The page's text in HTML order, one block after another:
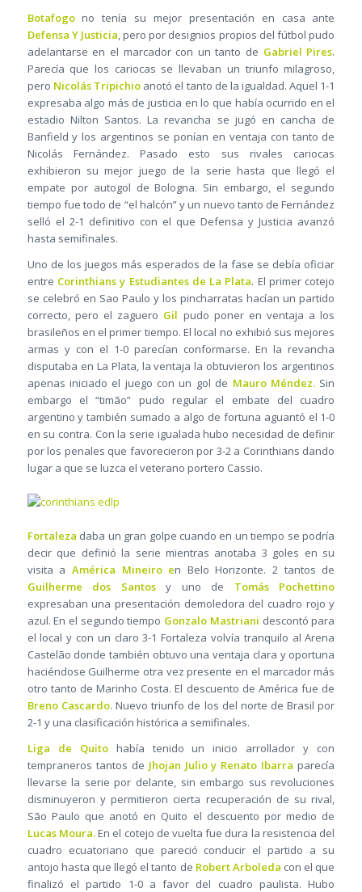
Botafogono tenía su mejor presentación en casa ante
Defensa Y Justicia, pero por designios propios del fútbol pudo
adelantarse en el marcador con un tanto de Gabriel Pires.
Parecía que los cariocas se llevaban un triunfo milagroso,
pero Nicolás Tripichioanotó el tanto de la igualdad. Aquel 1-1
expresaba algo más de justicia en lo que había ocurrido en el
estadio Nilton Santos. La revancha se jugó en cancha de
Banfield y los argentinos se ponían en ventaja con tanto de
Nicolás Fernández. Pasado esto sus rivales cariocas
exhibieron su mejor juego de la serie hasta que llegó el
empate por autogol de Bologna. Sin embargo, el segundo
tiempo fue todo de “el halcón” y un nuevo tanto de Fernández
selló el 2-1 definitivo con el que Defensa y Justicia avanzó
hasta semifinales.
Uno de los juegos más esperados de la fase se debía oficiar
entre Corinthians y Estudiantes de La Plata. El primer cotejo
se celebró en Sao Paulo y los pincharratas hacían un partido
correcto, pero el zaguero Gil pudo poner en ventaja a los
brasileños en el primer tiempo. El local no exhibió sus mejores
armas y con el 1-0 parecían conformarse. En la revancha
disputaba en La Plata, la ventaja la obtuvieron los argentinos
apenas iniciado el juego con un gol de Mauro Méndez. Sin
embargo el “timão” pudo regular el embate del cuadro
argentino y también sumado a algo de fortuna aguantó el 1-0
en su contra. Con la serie igualada hubo necesidad de definir
por los penales que favorecieron por 3-2 a Corinthians dando
lugar a que se luzca el veterano portero Cassio.
Fortaleza daba un gran golpe cuando en un tiempo se podría
decir que definió la serie mientras anotaba 3 goles en su
visita a América Mineiro en Belo Horizonte. 2 tantos de
Guilherme dos Santosy uno de Tomás Pochettino
expresaban una presentación demoledora del cuadro rojo y
azul. En el segundo tiempo Gonzalo Mastriani descontó para
el local y con un claro 3-1 Fortaleza volvía tranquilo al Arena
Castelão donde también obtuvo una ventaja clara y oportuna
haciéndose Guilherme otra vez presente en el marcador más
otro tanto de Marinho Costa. El descuento de América fue de
Breno Cascardo. Nuevo triunfo de los del norte de Brasil por
2-1 y una clasificación histórica a semifinales.
Liga de Quitohabía tenido un inicio arrollador y con
tempraneros tantos de Jhojan Julio y Renato Ibarra parecía
llevarse la serie por delante, sin embargo sus revoluciones
disminuyeron y permitieron cierta recuperación de su rival,
São Paulo que anotó en Quito el descuento por medio de
Lucas Moura.En el cotejo de vuelta fue dura la resistencia del
cuadro ecuatoriano que pareció conducir el partido a su
antojo hasta que llegó el tanto de Robert Arboleda con el que
finalizó el partido 1-0 a favor del cuadro paulista. Hubo